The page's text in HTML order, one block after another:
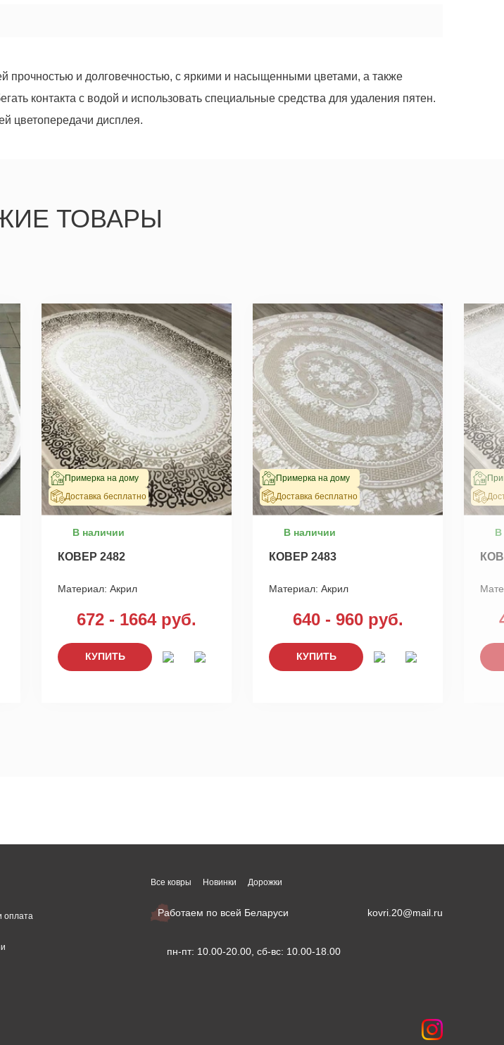
прочностью и долговечностью, с яркими и насыщенными цветами, а также
контакта с водой и использовать специальные средства для удаления пятен.
цветопередачи дисплея.
ТОВАРЫ
Примерка на дому
Доставка бесплатно
В наличии
КОВЕР 2482
Материал: Акрил
672 - 1664 руб.
КУПИТЬ
Примерка на дому
Доставка бесплатно
В наличии
КОВЕР 2483
Материал: Акрил
640 - 960 руб.
КУПИТЬ
В
оплата
Все ковры Новинки Дорожки
Работаем по всей Беларуси kovri.20@mail.ru
пн-пт: 10.00-20.00, сб-вс: 10.00-18.00
и подробно проконсультируем по всем вопросам, которые
для Вас важны.